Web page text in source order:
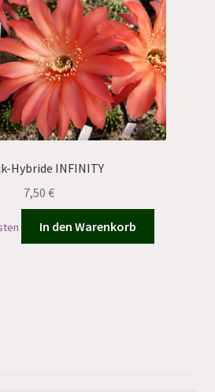
Hybride INFINITY
7,50 €
In den Warenkorb